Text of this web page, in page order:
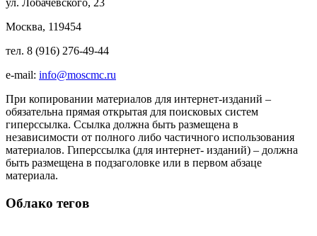
ул. Лобачевского, 23
Москва, 119454
тел. 8 (916) 276-49-44
e-mail: info@moscmc.ru
При копировании материалов для интернет-изданий –
обязательна прямая открытая для поисковых систем
гиперссылка. Ссылка должна быть размещена в
независимости от полного либо частичного использования
материалов. Гиперссылка (для интернет- изданий) – должна
быть размещена в подзаголовке или в первом абзаце
материала.
Облако тегов